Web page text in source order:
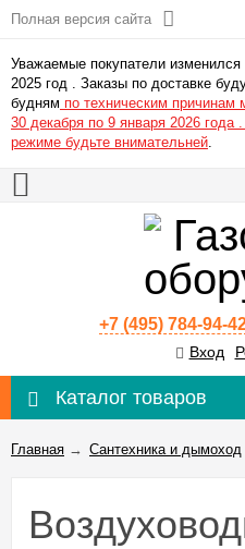
Полная версия сайта
Уважаемые покупатели
2025 год . Заказы по доставке
будням по техническим причинам
30 декабря по 9 января 2026 года
режиме будьте внимательней.
+7 (495) 784-94-
Вход
Каталог товаров
Главная → Сантехника и дымоход